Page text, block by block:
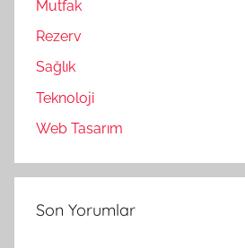
Mutfak
Rezerv
Sağlık
Teknoloji
Web Tasarım
Son Yorumlar